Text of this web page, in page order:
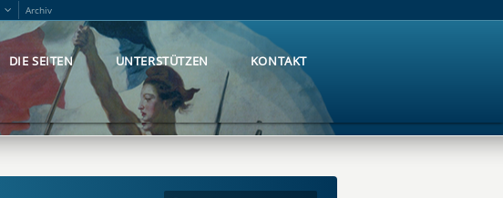
Archiv
DIE SEITEN UNTERSTÜTZEN KONTAKT
Archiv
DIE SEITEN UNTERSTÜTZEN KONTAKT